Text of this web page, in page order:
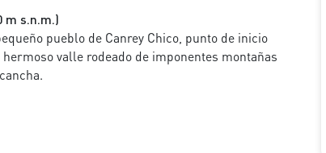
m s.n.m.)
pueblo de Canrey Chico, punto de inicio
valle rodeado de imponentes montañas